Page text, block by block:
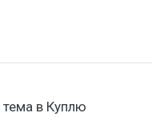
тема в Куплю